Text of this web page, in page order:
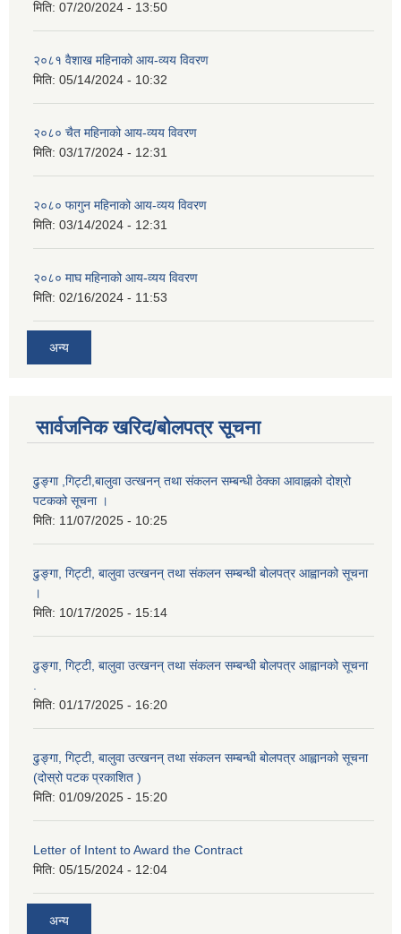
मिति: 07/20/2024 - 13:50
२०८१ वैशाख महिनाको आय-व्यय विवरण
मिति: 05/14/2024 - 10:32
२०८० चैत महिनाको आय-व्यय विवरण
मिति: 03/17/2024 - 12:31
२०८० फागुन महिनाको आय-व्यय विवरण
मिति: 03/14/2024 - 12:31
२०८० माघ महिनाको आय-व्यय विवरण
मिति: 02/16/2024 - 11:53
अन्य
सार्वजनिक खरिद/बोलपत्र सूचना
ढुङ्गा ,गिट्टी,बालुवा उत्खनन् तथा संकलन सम्बन्धी ठेक्का आवाह्नको दोश्रो
पटकको सूचना ।
मिति: 11/07/2025 - 10:25
ढुङ्गा, गिट्टी, बालुवा उत्खनन् तथा संकलन सम्बन्धी बोलपत्र आह्वानको सूचना
।
मिति: 10/17/2025 - 15:14
ढुङ्गा, गिट्टी, बालुवा उत्खनन् तथा संकलन सम्बन्धी बोलपत्र आह्वानको सूचना
.
मिति: 01/17/2025 - 16:20
ढुङ्गा, गिट्टी, बालुवा उत्खनन् तथा संकलन सम्बन्धी बोलपत्र आह्वानको सूचना
(दोस्रो पटक प्रकाशित )
मिति: 01/09/2025 - 15:20
Letter of Intent to Award the Contract
मिति: 05/15/2024 - 12:04
अन्य